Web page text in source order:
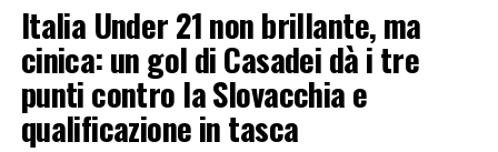
Italia Under 21 non brillante, ma
cinica: un gol di Casadei dà i tre
punti contro la Slovacchia e
qualificazione in tasca